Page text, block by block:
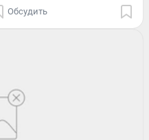
Обсудить